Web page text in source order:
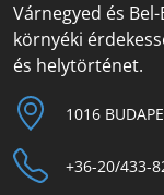
Várnegyed és
környéki
és helytörténet.
1016
+36-20/433-